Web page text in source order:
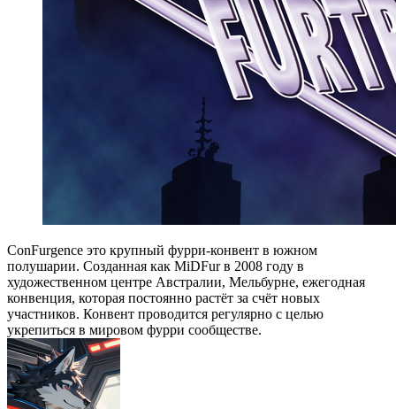
ConFurgence это крупный фурри-конвент в южном
полушарии. Созданная как MiDFur в 2008 году в
художественном центре Австралии, Мельбурне, ежегодная
конвенция, которая постоянно растёт за счёт новых
участников. Конвент проводится регулярно с целью
укрепиться в мировом фурри сообществе.